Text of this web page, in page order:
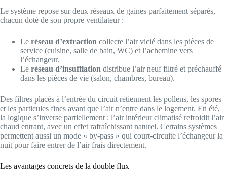
Le système repose sur deux réseaux de gaines parfaitement séparés,
chacun doté de son propre ventilateur :
Le réseau d’extraction collecte l’air vicié dans les pièces de
service (cuisine, salle de bain, WC) et l’achemine vers
l’échangeur.
Le réseau d’insufflation distribue l’air neuf filtré et préchauffé
dans les pièces de vie (salon, chambres, bureau).
Des filtres placés à l’entrée du circuit retiennent les pollens, les spores
et les particules fines avant que l’air n’entre dans le logement. En été,
la logique s’inverse partiellement : l’air intérieur climatisé refroidit l’air
chaud entrant, avec un effet rafraîchissant naturel. Certains systèmes
permettent aussi un mode « by-pass » qui court-circuite l’échangeur la
nuit pour faire entrer de l’air frais directement.
Les avantages concrets de la double flux